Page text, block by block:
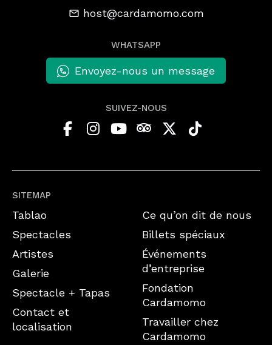
SITEMAP
Tablao
Spectacles
Artistes
Galerie
Spectacle + Tapas
Contact et
localisation
Ce qu’on dit de nous
Billets spéciaux
Événements
d’entreprise
Fondation
Cardamomo
Travailler chez
Cardamomo
host@cardamomo.com
WHATSAPP
Envoyez-nous un message
SUIVEZ-NOUS